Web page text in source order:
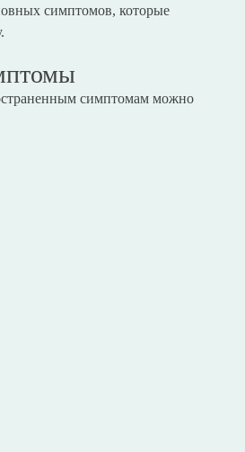
симптомов, которые
симптомам можно